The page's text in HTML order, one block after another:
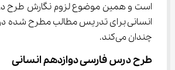
است و همین موضوع لزوم نگارش طرح
چندان می‌کند.
طرح درس فارسی دوازدهم انسانی